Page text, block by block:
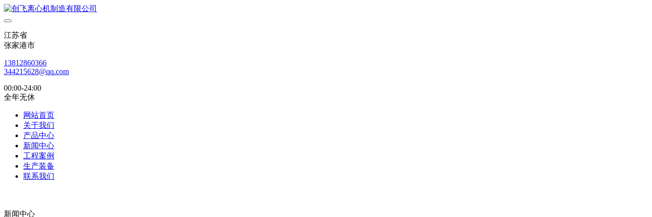
江苏省
张家港市
13812860366
344215628@qq.com
00:00-24:00
全年无休
网站首页
关于我们
产品中心
新闻中心
工程案例
生产装备
联系我们
新闻中心